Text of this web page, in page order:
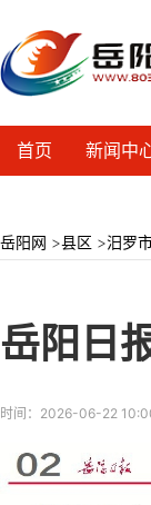
首页 新闻中
岳阳网 >县区 >汨罗
岳阳日
时间： 2026-06-22